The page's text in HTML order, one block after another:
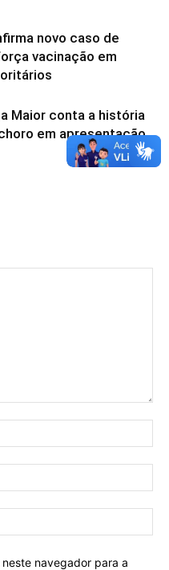
novo caso de
vacinação em
Maior conta a história
em apresentação
navegador para a